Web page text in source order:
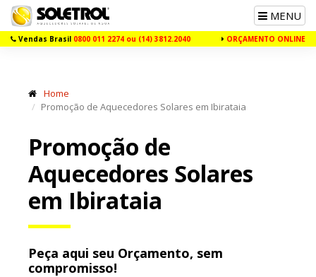
Toggle
navigation
MENU
Vendas Brasil 0800 011 2274 ou (14) 3812.2040 ORÇAMENTO ONLINE
Home
Promoção de Aquecedores Solares em Ibirataia
Promoção de
Aquecedores Solares
em Ibirataia
Peça aqui seu Orçamento, sem
compromisso!